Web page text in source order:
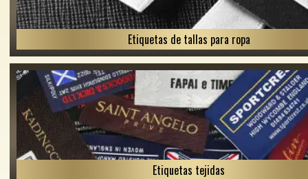
Etiquetas de tallas para ropa
Etiquetas tejidas